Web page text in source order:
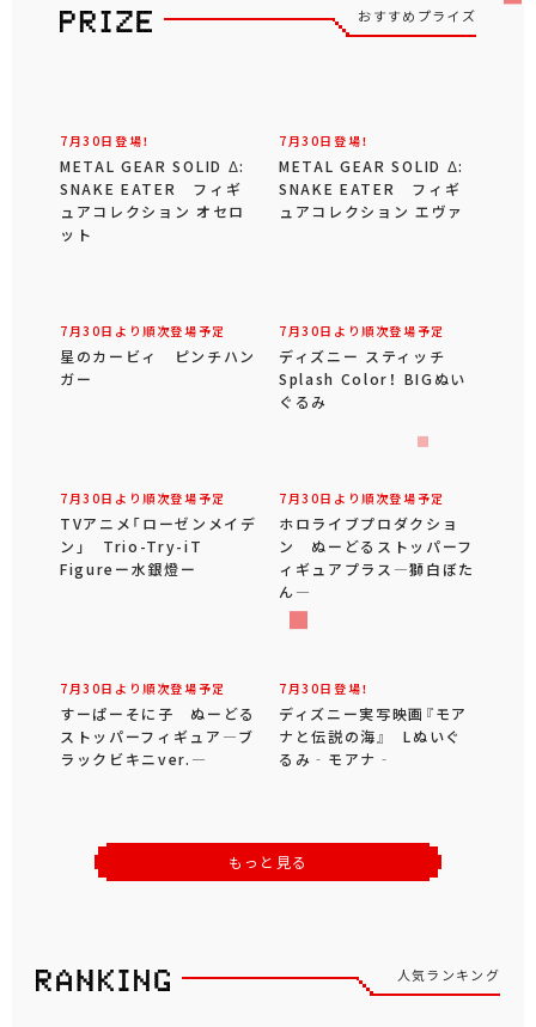
おすすめプライズ
7月30日登場！
METAL GEAR SOLID Δ:
SNAKE EATER フィギ
ュアコレクション オセロ
ット
7月30日登場！
METAL GEAR SOLID Δ:
SNAKE EATER フィギ
ュアコレクション エヴァ
7月30日より順次登場予定
星のカービィ ピンチハン
ガー
7月30日より順次登場予定
ディズニー スティッチ
Splash Color！ BIGぬい
ぐるみ
7月30日より順次登場予定
TVアニメ「ローゼンメイデ
ン」 Trio-Try-iT
Figureー水銀燈ー
7月30日より順次登場予定
ホロライブプロダクショ
ン ぬーどるストッパーフ
ィギュアプラス―獅白ぼた
ん―
7月30日より順次登場予定
すーぱーそに子 ぬーどる
ストッパーフィギュア―ブ
ラックビキニver.―
7月30日登場！
ディズニー実写映画『モア
ナと伝説の海』 Lぬいぐ
るみ‐モアナ‐
もっと見る
人気ランキング